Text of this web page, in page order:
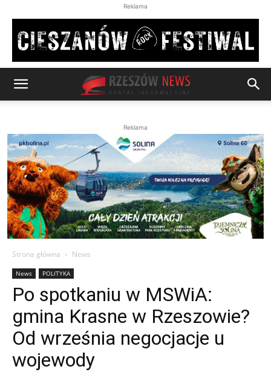
Reklama
Reklama
Strona główna News
News POLITYKA
Po spotkaniu w MSWiA:
gmina Krasne w Rzeszowie?
Od września negocjacje u
wojewody